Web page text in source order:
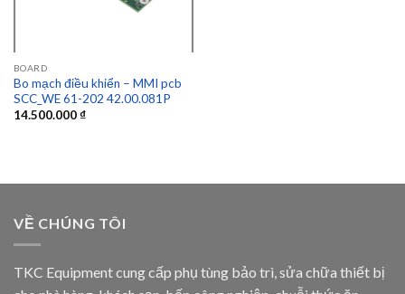
BOARD
Bo mạch điều khiển – MMI pcb
SCC_WE 61-202 42.00.081P
14.500.000₫
VỀ CHÚNG TÔI
TKC Equipment cung cấp phụ tùng bảo trì, sửa chữa thiết bị